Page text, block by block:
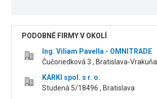
PODOBNÉ FIRMY V OKOLÍ
Ing. Viliam Pavella - OMNITRADE
Čučoriedková 3 , Bratislava-Vrakuňa
KARKI spol. s r. o.
Studená 5/18496 , Bratislava